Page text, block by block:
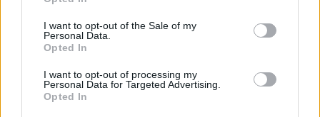
I want to opt-out of the Sale of my
Personal Data.
Opted In
I want to opt-out of processing my
Personal Data for Targeted Advertising.
Opted In